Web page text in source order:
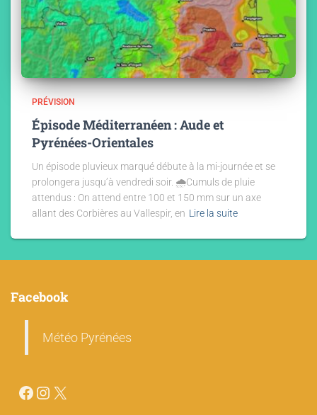
PRÉVISION
Épisode Méditerranéen : Aude et
Pyrénées-Orientales
Un épisode pluvieux marqué débute à la mi-journée et se
prolongera jusqu’à vendredi soir. 🌧️Cumuls de pluie
attendus : On attend entre 100 et 150 mm sur un axe
allant des Corbières au Vallespir, en Lire la suite
Facebook
Météo Pyrénées